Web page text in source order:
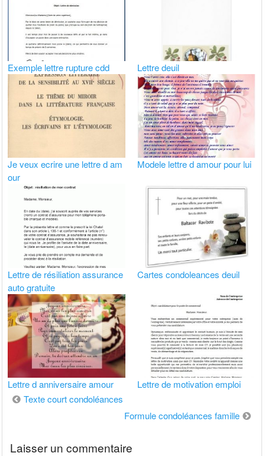
Exemple lettre rupture cdd Lettre deuil
Je veux ecrire une lettre d am
our
Modele lettre d amour pour lui
Lettre de résiliation assurance
auto gratuite
Cartes condoleances deuil
Lettre d anniversaire amour Lettre de motivation emploi
Navigation
Texte court condoléances
Formule condoléances famille
Laisser un commentaire